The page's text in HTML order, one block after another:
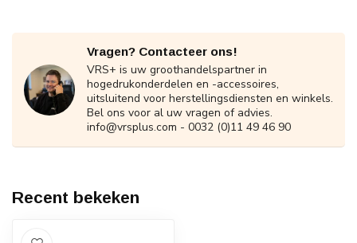
Vragen? Contacteer ons!
VRS+ is uw groothandelspartner in
hogedrukonderdelen en -accessoires,
uitsluitend voor herstellingsdiensten en winkels.
Bel ons voor al uw vragen of advies.
info@vrsplus.com - 0032 (0)11 49 46 90
Recent bekeken